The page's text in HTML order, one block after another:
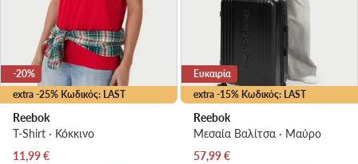
extra -25% Κωδικός: LAST
-20%
Reebok
T-Shirt · Κόκκινο
Τρέχουσα τιμή
11,99€
extra -15% Κωδικός: LAST
Ευκαιρία
Reebok
Μεσαία Βαλίτσα · Μαύρο
Τρέχουσα τιμή
57,99€